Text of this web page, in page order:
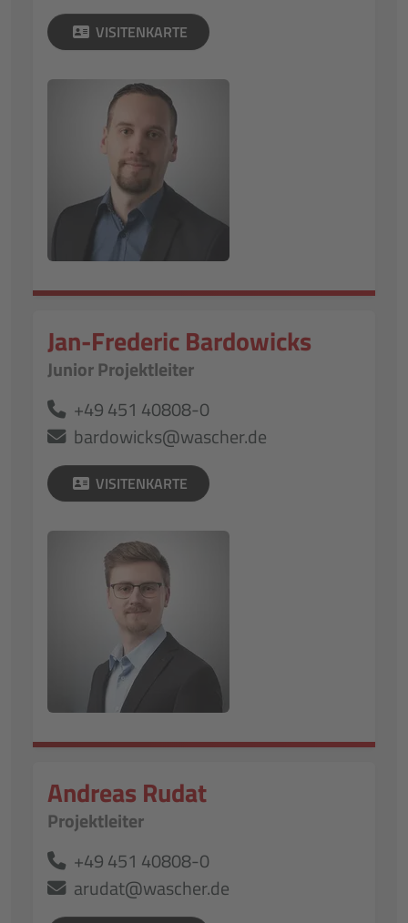
VISITENKARTE
Jan-Frederic Bardowicks
Junior Projektleiter
+49 451 40808-0
bardowicks@wascher.de
VISITENKARTE
Andreas Rudat
Projektleiter
+49 451 40808-0
arudat@wascher.de